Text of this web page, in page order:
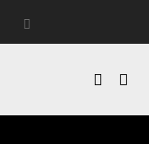
Search